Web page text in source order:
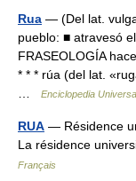
Rua — (Del lat.
pueblo: ■ atravesó
FRASEOLOGÍA
* * * rúa (del lat.
Enciclopedia
RUA — Résidence
La résidence
Français